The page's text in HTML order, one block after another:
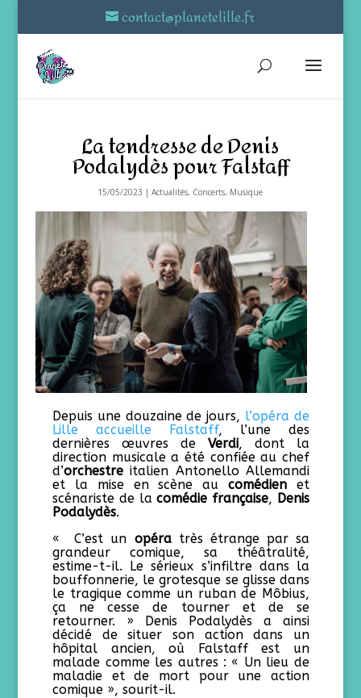
contact@planetelille.fr
La tendresse de Denis
Podalydès pour Falstaff
15/05/2023 |Actualités, Concerts, Musique
Depuis une douzaine de jours, l’opéra de
Lille accueille Falstaff, l’une des
dernières œuvres de Verdi, dont la
direction musicale a été confiée au chef
d’orchestre italien Antonello Allemandi
et la mise en scène au comédienet
scénariste de lacomédie française, Denis
Podalydès.
« C’est un opératrès étrange par sa
grandeur comique, sa théâtralité,
estime-t-il. Le sérieux s’infiltre dans la
bouffonnerie, le grotesque se glisse dans
le tragique comme un ruban de Môbius,
ça ne cesse de tourner et de se
retourner. » Denis Podalydès a ainsi
décidé de situer son action dans un
hôpital ancien, où Falstaff est un
malade comme les autres : « Un lieu de
maladie et de mort pour une action
comique », sourit-il.